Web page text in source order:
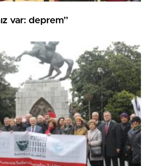
var: deprem”